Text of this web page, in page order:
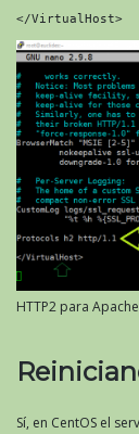
</VirtualHost>
HTTP2 para
Sí, en CentOS el